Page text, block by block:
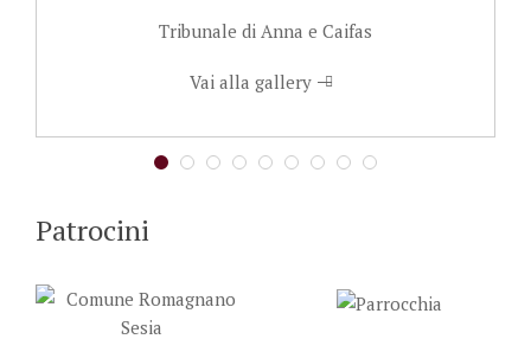
Tribunale di Anna e Caifas
Vai alla gallery
Patrocini